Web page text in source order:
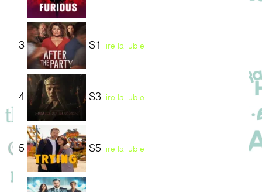
3 S1 lire la lubie
4 S3 lire la lubie
5 S5 lire la lubie